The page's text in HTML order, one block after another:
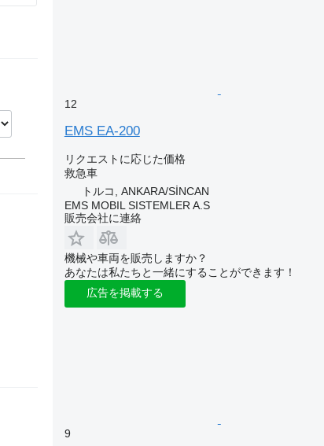
12
EMS EA-200
リクエストに応じた価格
救急車
トルコ, ANKARA/SİNCAN
EMS MOBIL SISTEMLER A.S
販売会社に連絡
機械や車両を販売しますか？
あなたは私たちと一緒にすることができます！
広告を掲載する
9